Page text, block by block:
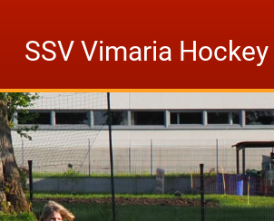
SSV Vimaria Hockey